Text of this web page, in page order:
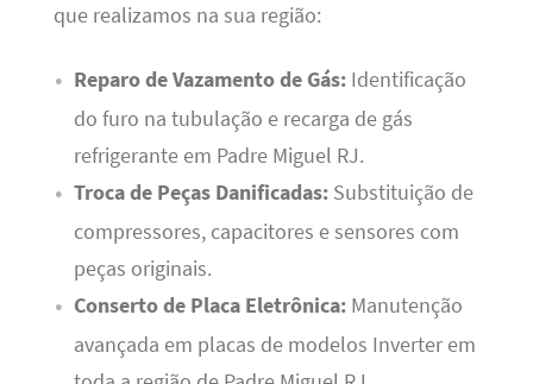
que realizamos na sua região:
Reparo de Vazamento de Gás:Identificação
do furo na tubulação e recarga de gás
refrigerante em Padre Miguel RJ.
Troca de Peças Danificadas:Substituição de
compressores, capacitores e sensores com
peças originais.
Conserto de Placa Eletrônica:Manutenção
avançada em placas de modelos Inverter em